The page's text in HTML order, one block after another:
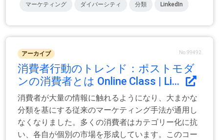
マーケティング ダイバーシティ 分類 LinkedIn
アーカイブ No.99492
消費者行動のトレンド：ポストモダ
ンの消費者とは Online Class | Li...
消費者が大量の情報に触れるようになり、大まかな
分類を基にする従来のマーケティング手法が通用し
なくなりました。多くの消費者はカテゴリー化に抗
い、各自が個別の市場を形成しています。このコー